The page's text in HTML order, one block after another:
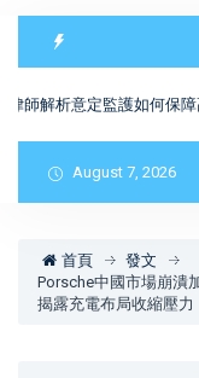
解析意定監護如何保障高
August 7, 2026
首頁
發文
Porsche中國市場崩
揭露充電布局收縮壓力